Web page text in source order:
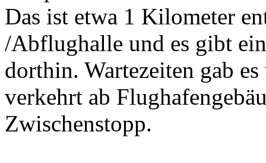
Das ist etwa 1 Kilometer
/Abflughalle und es gibt
dorthin. Wartezeiten gab
verkehrt ab
Zwischenstopp.